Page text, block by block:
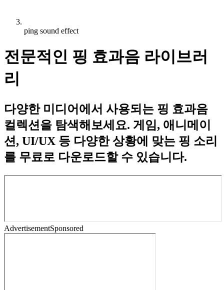
ping sound effect
전문적인 핑 효과음 라이브러
리
다양한 미디어에서 사용되는 핑 효과음
컬렉션을 탐색해보세요. 게임, 애니메이
션, UI/UX 등 다양한 상황에 맞는 핑 소리
를 무료로 다운로드할 수 있습니다.
AdvertisementSponsored